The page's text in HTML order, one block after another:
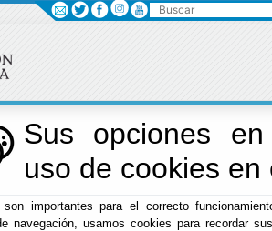
Sus opciones
uso de cookies en
son importantes para el correcto
navegación, usamos cookies para recordar
Buscar